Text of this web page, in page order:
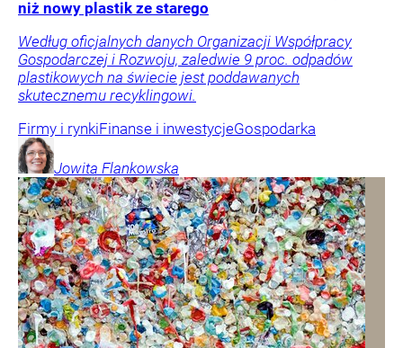
niż nowy plastik ze starego
Według oficjalnych danych Organizacji Współpracy
Gospodarczej i Rozwoju, zaledwie 9 proc. odpadów
plastikowych na świecie jest poddawanych
skutecznemu recyklingowi.
Firmy i rynkiFinanse i inwestycjeGospodarka
Jowita Flankowska